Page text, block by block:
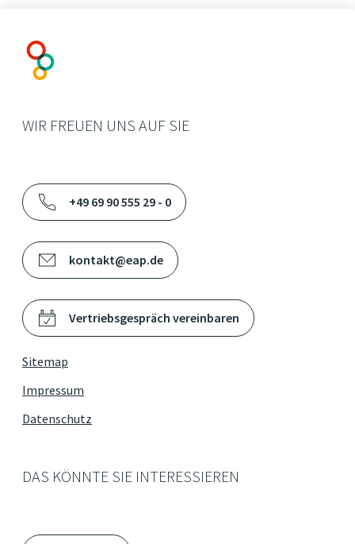
WIR FREUEN UNS AUF SIE
+49 69 90 555 29 - 0
kontakt@eap.de
Vertriebsgespräch vereinbaren
Sitemap
Impressum
Datenschutz
DAS KÖNNTE SIE INTERESSIEREN